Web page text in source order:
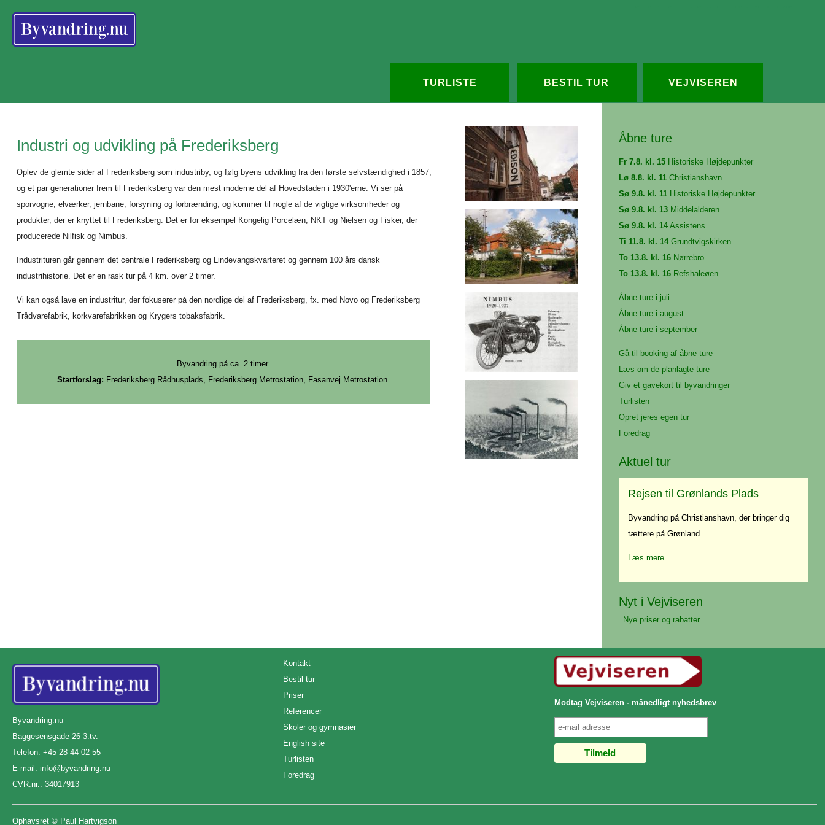
TURLISTE BESTIL TUR VEJVISEREN
Industri og udvikling på Frederiksberg
Oplev de glemte sider af Frederiksberg som industriby, og følg byens udvikling fra den første selvstændighed i 1857,
og et par generationer frem til Frederiksberg var den mest moderne del af Hovedstaden i 1930'erne. Vi ser på
sporvogne, elværker, jernbane, forsyning og forbrænding, og kommer til nogle af de vigtige virksomheder og
produkter, der er knyttet til Frederiksberg. Det er for eksempel Kongelig Porcelæn, NKT og Nielsen og Fisker, der
producerede Nilfisk og Nimbus.
Industrituren går gennem det centrale Frederiksberg og Lindevangskvarteret og gennem 100 års dansk
industrihistorie. Det er en rask tur på 4 km. over 2 timer.
Vi kan også lave en industritur, der fokuserer på den nordlige del af Frederiksberg, fx. med Novo og Frederiksberg
Trådvarefabrik, korkvarefabrikken og Krygers tobaksfabrik.
Byvandring på ca. 2 timer.
Startforslag: Frederiksberg Rådhusplads, Frederiksberg Metrostation, Fasanvej Metrostation.
Åbne ture
Fr 7.8. kl. 15 Historiske Højdepunkter
Lø 8.8. kl. 11 Christianshavn
Sø 9.8. kl. 11 Historiske Højdepunkter
Sø 9.8. kl. 13 Middelalderen
Sø 9.8. kl. 14 Assistens
Ti 11.8. kl. 14 Grundtvigskirken
To 13.8. kl. 16 Nørrebro
To 13.8. kl. 16 Refshaleøen
Åbne ture i juli
Åbne ture i august
Åbne ture i september
Gå til booking af åbne ture
Læs om de planlagte ture
Giv et gavekort til byvandringer
Turlisten
Opret jeres egen tur
Foredrag
Aktuel tur
Rejsen til Grønlands Plads
Byvandring på Christianshavn, der bringer dig
tættere på Grønland.
Læs mere…
Nyt i Vejviseren
Nye priser og rabatter
Byvandring.nu
Baggesensgade 26 3.tv.
Telefon: +45 28 44 02 55
E-mail: info@byvandring.nu
CVR.nr.: 34017913
Kontakt
Bestil tur
Priser
Referencer
Skoler og gymnasier
English site
Turlisten
Foredrag
Modtag Vejviseren - månedligt nyhedsbrev
Ophavsret © Paul Hartvigson